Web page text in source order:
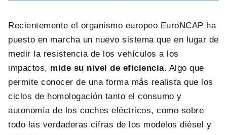
Recientemente el organismo europeo EuroNCAP ha
puesto en marcha un nuevo sistema que en lugar de
medir la resistencia de los vehículos a los
impactos, mide su nivel de eficiencia. Algo que
permite conocer de una forma más realista que los
ciclos de homologación tanto el consumo y
autonomía de los coches eléctricos, como sobre
todo las verdaderas cifras de los modelos diésel y